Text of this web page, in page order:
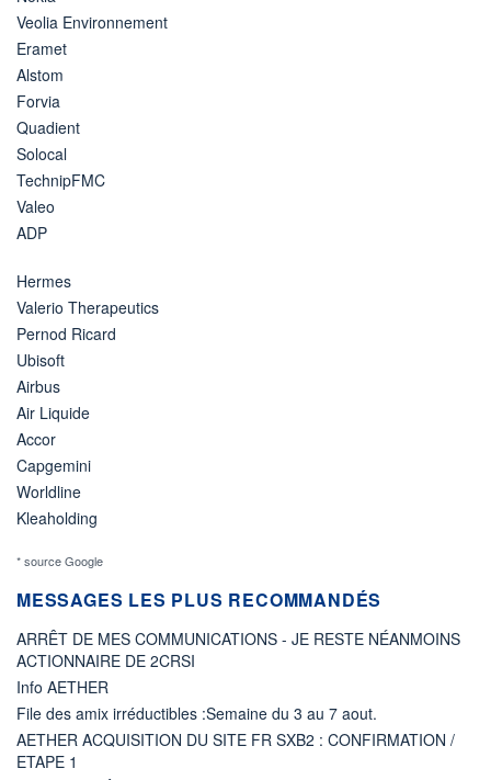
Veolia Environnement
Eramet
Alstom
Forvia
Quadient
Solocal
TechnipFMC
Valeo
ADP
Hermes
Valerio Therapeutics
Pernod Ricard
Ubisoft
Airbus
Air Liquide
Accor
Capgemini
Worldline
Kleaholding
* source Google
MESSAGES LES PLUS RECOMMANDÉS
ARRÊT DE MES COMMUNICATIONS - JE RESTE NÉANMOINS
ACTIONNAIRE DE 2CRSI
Info AETHER
File des amix irréductibles :Semaine du 3 au 7 aout.
AETHER ACQUISITION DU SITE FR SXB2 : CONFIRMATION /
ETAPE 1